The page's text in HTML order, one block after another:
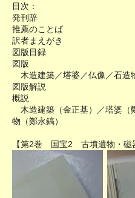
目次：
発刊辞
推薦のことば
訳者まえがき
図版目録
図版
木造建築／塔婆／仏像／石造
図版解説
概説
木造建築（金正基）／塔婆（
物（鄭永鎬）
【第2巻 国宝2 古墳遺物・磁